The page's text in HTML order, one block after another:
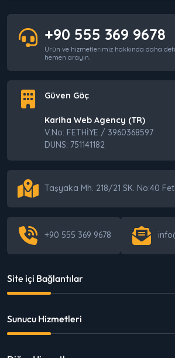
+90 555 369 9678
Ürün ve hizmetlerimiz hakkında daha
hemen arayın.
Güven Göç
Kariha Web Agency (TR)
V.No: FETHİYE / 3960368597
DUNS: 751141182
Taşyaka Mh. 218/21 SK. No:40
+90 555 369 9678
Site içi Bağlantılar
Sunucu Hizmetleri